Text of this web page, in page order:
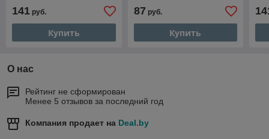
141 руб.
Купить
87 руб.
Купить
О нас
Рейтинг не сформирован
Менее 5 отзывов за последний год
Компания продает на Deal.by